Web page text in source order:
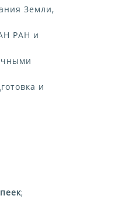
Земли,
РАН и
и
;